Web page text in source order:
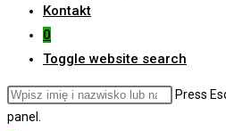
Kontakt
0
Toggle website search
Press
panel.